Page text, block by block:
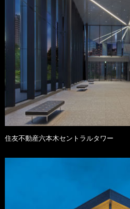
住友不動産六本木セントラルタワー